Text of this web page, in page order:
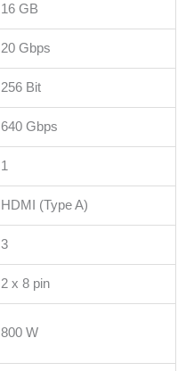
16 GB
20 Gbps
256 Bit
640 Gbps
1
HDMI (Type A)
3
2 x 8 pin
800 W